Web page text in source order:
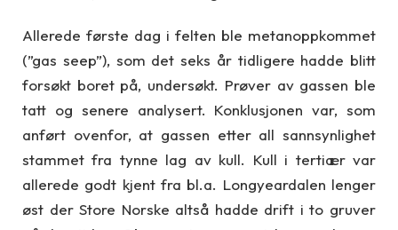
Allerede første dag i felten ble metanoppkommet
(”gas seep”), som det seks år tidligere hadde blitt
forsøkt boret på, undersøkt. Prøver av gassen ble
tatt og senere analysert. Konklusjonen var, som
anført ovenfor, at gassen etter all sannsynlighet
stammet fra tynne lag av kull. Kull i tertiær var
allerede godt kjent fra bl.a. Longyeardalen lenger
øst der Store Norske altså hadde drift i to gruver